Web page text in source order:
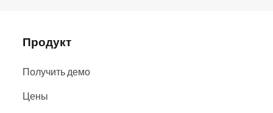
Продукт
Получить демо
Цены